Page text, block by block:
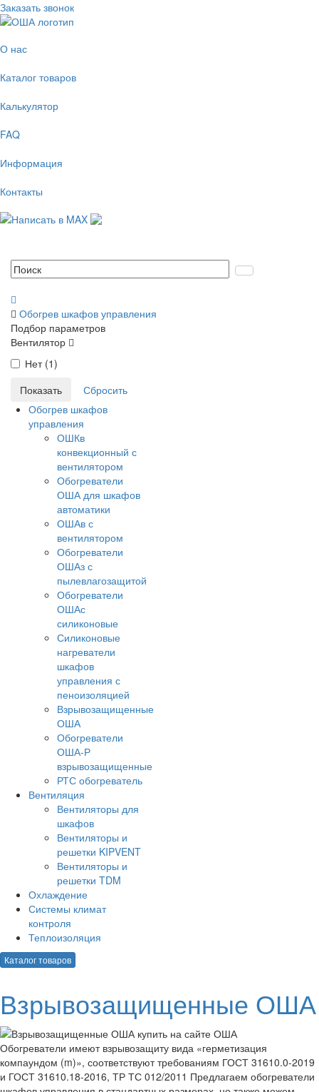
Заказать звонок
О нас
Каталог товаров
Калькулятор
FAQ
Информация
Контакты
Обогрев шкафов управления
Подбор параметров
Вентилятор
Нет (1)
Обогрев шкафов
управления
ОШКв
конвекционный с
вентилятором
Обогреватели
ОША для шкафов
автоматики
ОШАв с
вентилятором
Обогреватели
ОШАз с
пылевлагозащитой
Обогреватели
ОШАс
силиконовые
Силиконовые
нагреватели
шкафов
управления с
пеноизоляцией
Взрывозащищенные
ОША
Обогреватели
ОША-Р
взрывозащищенные
РТС обогреватель
Вентиляция
Вентиляторы для
шкафов
Вентиляторы и
решетки KIPVENT
Вентиляторы и
решетки TDM
Охлаждение
Системы климат
контроля
Теплоизоляция
Каталог товаров
Взрывозащищенные ОША
Обогреватели имеют взрывозащиту вида «герметизация
компаундом (m)», соответствуют требованиям ГОСТ 31610.0-2019
и ГОСТ 31610.18-2016, ТР ТС 012/2011 Предлагаем обогреватели